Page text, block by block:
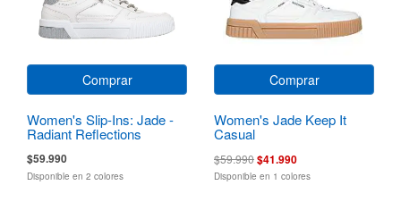
Comprar
Women's Slip-Ins: Jade -
Radiant Reflections
$59.990
Disponible en 2 colores
Comprar
Women's Jade Keep It
Casual
$59.990$41.990
Disponible en 1 colores